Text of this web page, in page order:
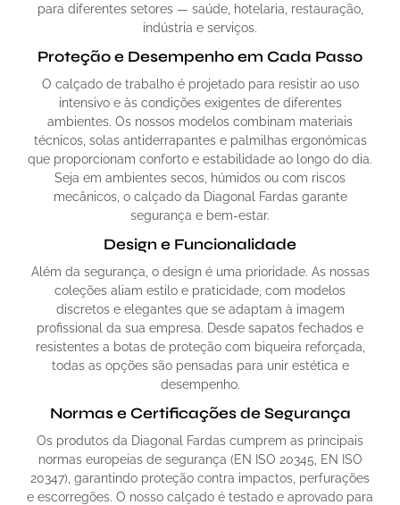
para diferentes setores — saúde, hotelaria, restauração,
indústria e serviços.
Proteção e Desempenho em Cada Passo
O calçado de trabalho é projetado para resistir ao uso
intensivo e às condições exigentes de diferentes
ambientes. Os nossos modelos combinam materiais
técnicos, solas antiderrapantes e palmilhas ergonómicas
que proporcionam conforto e estabilidade ao longo do dia.
Seja em ambientes secos, húmidos ou com riscos
mecânicos, o calçado da Diagonal Fardas garante
segurança e bem-estar.
Design e Funcionalidade
Além da segurança, o design é uma prioridade. As nossas
coleções aliam estilo e praticidade, com modelos
discretos e elegantes que se adaptam à imagem
profissional da sua empresa. Desde sapatos fechados e
resistentes a botas de proteção com biqueira reforçada,
todas as opções são pensadas para unir estética e
desempenho.
Normas e Certificações de Segurança
Os produtos da Diagonal Fardas cumprem as principais
normas europeias de segurança (EN ISO 20345, EN ISO
20347), garantindo proteção contra impactos, perfurações
e escorregões. O nosso calçado é testado e aprovado para